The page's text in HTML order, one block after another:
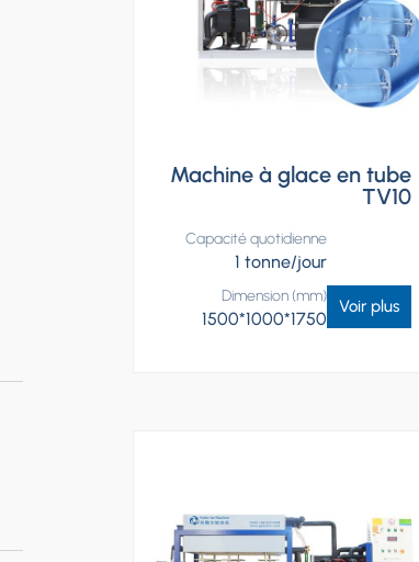
Machine à glace en tube
TV10
Capacité quotidienne
1 tonne/jour
Dimension (mm)
1500*1000*1750
Voir plus